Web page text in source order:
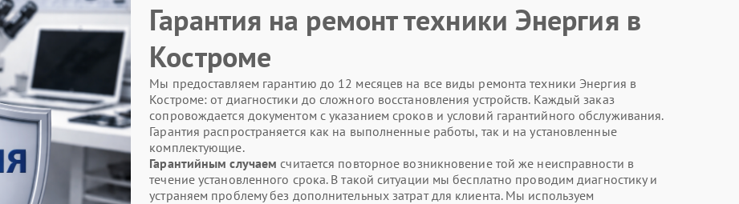
Гарантия на ремонт техники Энергия в
Костроме
Мы предоставляем гарантию до 12 месяцев на все виды ремонта техники Энергия в
Костроме: от диагностики до сложного восстановления устройств. Каждый заказ
сопровождается документом с указанием сроков и условий гарантийного обслуживания.
Гарантия распространяется как на выполненные работы, так и на установленные
комплектующие.
Гарантийным случаем считается повторное возникновение той же неисправности в
течение установленного срока. В такой ситуации мы бесплатно проводим диагностику и
устраняем проблему без дополнительных затрат для клиента. Мы используем